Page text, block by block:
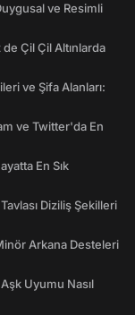
ve Resimli
Çil Çil Altınlarda
ve Şifa Alanları:
ve Twitter'da En
En Sık
Diziliş Şekilleri
Arkana Desteleri
Uyumu Nasıl